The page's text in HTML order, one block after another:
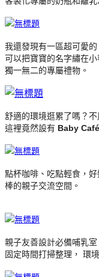
我還發現有一區超可愛的
可以把寶寶的名字繡在
獨一無二的專屬禮物。
舒適的環境逛累了嗎？
這裡竟然設有 Baby Café
點杯咖啡、吃點輕食，
棒的親子交流空間。
親子友善設計必備哺乳
固定時間打掃整理， 環